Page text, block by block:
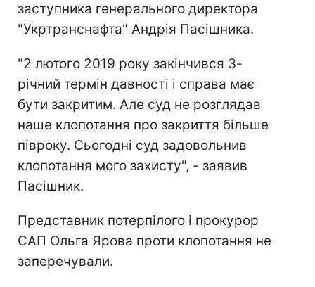
заступника генерального директора
"Укртранснафта" Андрія Пасішника.
"2 лютого 2019 року закінчився 3-
річний термін давності і справа має
бути закритим. Але суд не розглядав
наше клопотання про закриття більше
півроку. Сьогодні суд задовольнив
клопотання мого захисту", - заявив
Пасішник.
Представник потерпілого і прокурор
САП Ольга Ярова проти клопотання не
заперечували.